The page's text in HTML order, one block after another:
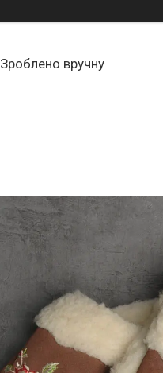
Зроблено вручну